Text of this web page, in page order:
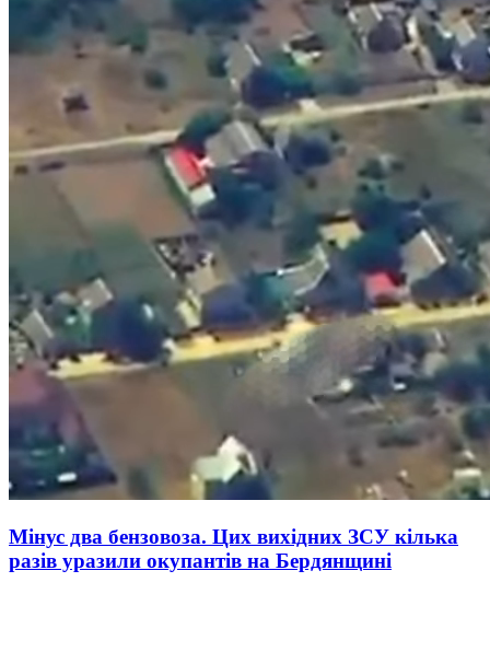
Мінус два бензовоза. Цих вихідних ЗСУ кілька
разів уразили окупантів на Бердянщині